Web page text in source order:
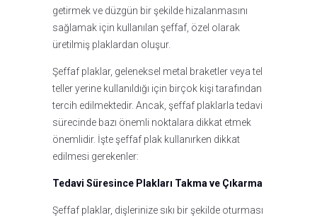
getirmek ve düzgün bir şekilde hizalanmasını
sağlamak için kullanılan şeffaf, özel olarak
üretilmiş plaklardan oluşur.
Şeffaf plaklar, geleneksel metal braketler veya tel
teller yerine kullanıldığı için birçok kişi tarafından
tercih edilmektedir. Ancak, şeffaf plaklarla tedavi
sürecinde bazı önemli noktalara dikkat etmek
önemlidir. İşte şeffaf plak kullanırken dikkat
edilmesi gerekenler:
Tedavi Süresince Plakları Takma ve Çıkarma
Şeffaf plaklar, dişlerinize sıkı bir şekilde oturması